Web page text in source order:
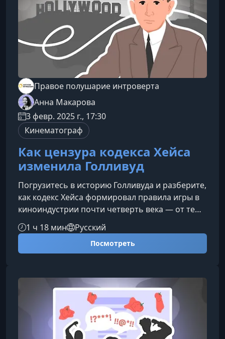
Правое полушарие интроверта
Анна Макарова
3 февр. 2025 г., 17:30
Кинематограф
Как цензура кодекса Хейса
изменила Голливуд
Погрузитесь в историю Голливуда и разберите,
как кодекс Хейса формировал правила игры в
киноиндустрии почти четверть века — от тем
и образов до художественных приемов,
которые использовали режиссёры, чтобы
обойти ограничения.О чем этот курсКурс
понять, как именно кодекс Хейса
трансформировал сюжетные решения, жанры
и характеры звезд классического
Голливуда.Исторический к
1 ч 18 мин Русский
Посмотреть